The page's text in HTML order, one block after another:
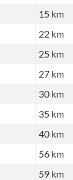
15 km
22 km
25 km
27 km
30 km
35 km
40 km
56 km
59 km